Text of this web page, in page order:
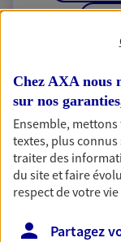
1 résultat
recherche
Chez AXA nous
sur nos
Ensemble,
textes, plus
traiter des
du site et faire
respect de votre
Partagez